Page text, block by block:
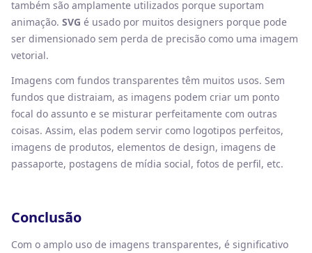
também são amplamente utilizados porque suportam
animação. SVG é usado por muitos designers porque pode
ser dimensionado sem perda de precisão como uma imagem
vetorial.
Imagens com fundos transparentes têm muitos usos. Sem
fundos que distraiam, as imagens podem criar um ponto
focal do assunto e se misturar perfeitamente com outras
coisas. Assim, elas podem servir como logotipos perfeitos,
imagens de produtos, elementos de design, imagens de
passaporte, postagens de mídia social, fotos de perfil, etc.
Conclusão
Com o amplo uso de imagens transparentes, é significativo